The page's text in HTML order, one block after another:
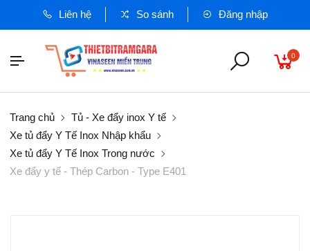
Liên hệ So sánh Đăng nhập
0
Trang chủ
Tủ - Xe đẩy inox Y tế
Xe tủ đẩy Y Tế Inox Nhập khẩu
Xe tủ đẩy Y Tế Inox Trong nước
Xe đẩy y tế - Thép Carbon - Type E401